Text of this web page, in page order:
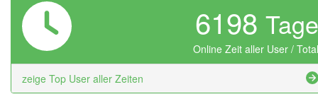
6198 Tage
Online Zeit aller User / Total
zeige Top User aller Zeiten